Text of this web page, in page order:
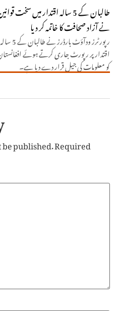
طالبان کے 5 سالہ اقتدار میں سخت
نے آزاد صحافت کا خاتمہ کر دیا
رپورٹرز ودآؤٹ بارڈرز نے طالبان کے 5 سالہ
اقتدار پر رپورٹ جاری کرتے ہوئے
کو معلومات کی جیل قرار دے دیا ہے۔
published.Required